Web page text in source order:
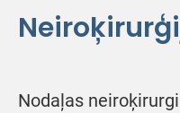
Nodaļas